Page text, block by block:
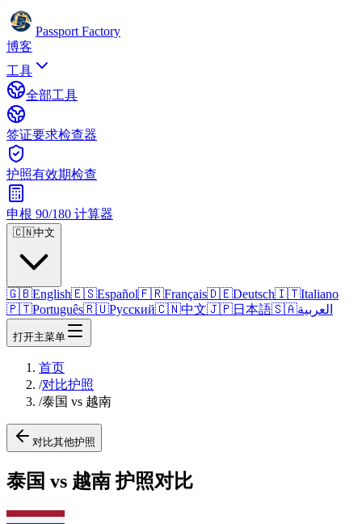
Passport Factory
博客
工具
全部工具
签证要求检查器
护照有效期检查
申根 90/180 计算器
🇨🇳中文
🇬🇧English🇪🇸Español🇫🇷Français🇩🇪Deutsch🇮🇹Italiano
🇵🇹Português🇷🇺Русский🇨🇳中文🇯🇵日本語🇸🇦العربية
打开主菜单
首页
/对比护照
/泰国 vs 越南
对比其他护照
泰国 vs 越南 护照对比